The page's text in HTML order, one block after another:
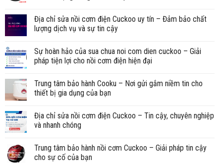
Địa chỉ sửa nồi cơm điện Cuckoo uy tín – Đảm bảo chất
lượng dịch vụ và sự tin cậy
Sự hoàn hảo của sua chua noi com dien cuckoo – Giải
pháp tiện lợi cho nồi cơm điện hiện đại
Trung tâm bảo hành Cooku – Nơi gửi gắm niềm tin cho
thiết bị gia dụng của bạn
Địa chỉ sửa nồi cơm điện Cuckoo – Tin cậy, chuyên nghiệp
và nhanh chóng
Trung tâm bảo hành nồi cơm Cuckoo – Giải pháp tin cậy
cho sự cố của bạn